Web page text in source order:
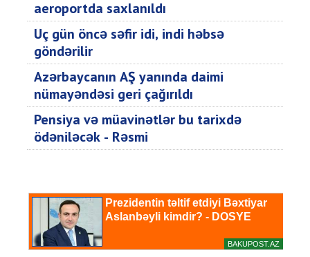
aeroportda saxlanıldı
Üç gün öncə səfir idi, indi həbsə
göndərilir
Azərbaycanın AŞ yanında daimi
nümayəndəsi geri çağırıldı
Pensiya və müavinətlər bu tarixdə
ödəniləcək - Rəsmi